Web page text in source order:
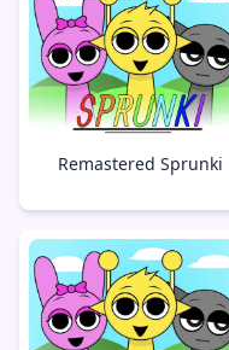
Remastered Sprunki